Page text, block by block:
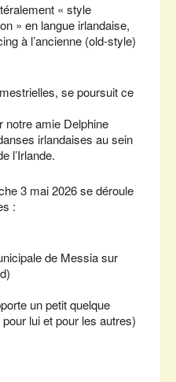
« style
» en langue irlandaise,
à l’ancienne (old-style)
se poursuit ce
notre amie Delphine
irlandaises au sein
l’Irlande.
3 mai 2026 se déroule
:
de Messia sur
un petit quelque
lui et pour les autres)